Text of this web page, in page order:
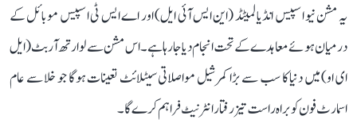
یہ مشن نیو اسپیس انڈیا لمیٹڈ (این ایس آئی ایل) اور اے ایس ٹی اسپیس موبائل کے
درمیان ہوئے معاہدے کے تحت انجام دیا جا رہا ہے۔ اس مشن سے لو ارتھ آربٹ (ایل
ای او) میں دنیا کا سب سے بڑا کمرشیل مواصلاتی سیٹلائٹ تعینات ہوگا جو خلا سے عام
اسمارٹ فون کو براہ راست تیز رفتار انٹرنیٹ فراہم کرے گا۔